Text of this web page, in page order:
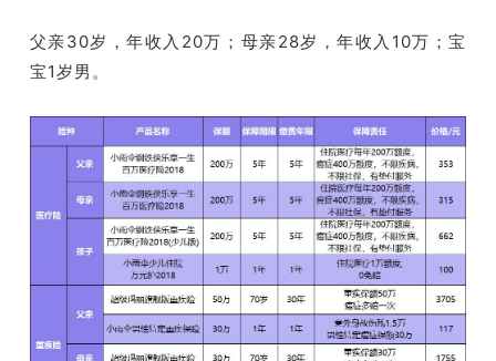
父亲30岁，年收入20万；母亲28岁，年收入10万；宝
宝1岁男。